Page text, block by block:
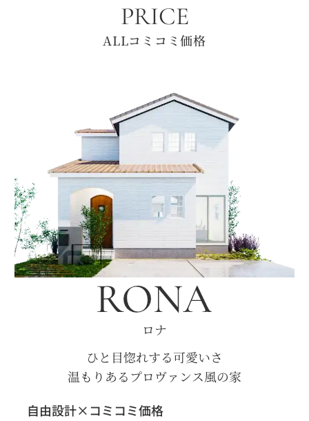
PRICE
ALLコミコミ価格
ロナ
ひと目惚れする可愛いさ
温もりあるプロヴァンス風の家
自由設計×コミコミ価格